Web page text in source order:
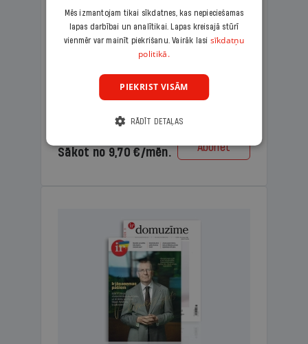
KOMPLEKTS IR + LASIS
Ģimenes komplekts – aizraujošs
lasāmžurnāls bērniem un analītiska
lasāmviela vecākiem.
Sākot no 9,70 €/mēn. Abonēt
Mēs izmantojam tikai sīkdatnes, kas nepieciešamas
lapas darbībai un analītikai. Lapas kreisajā stūrī
vienmēr var mainīt piekrišanu. Vairāk lasi sīkdatņu
politikā.
PIEKRIST VISĀM
RĀDĪT DETAĻAS